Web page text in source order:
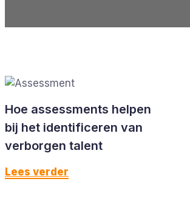
Hoe assessments helpen
bij het identificeren van
verborgen talent
Lees verder